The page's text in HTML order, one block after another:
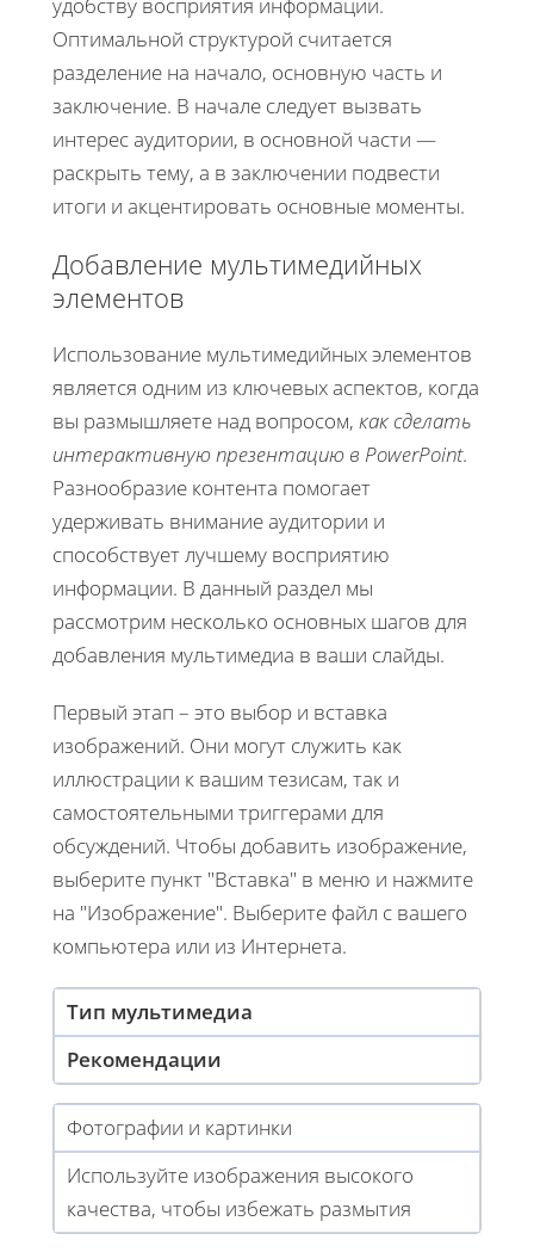
Оптимальной структурой считается
разделение на начало, основную часть и
заключение. В начале следует вызвать
интерес аудитории, в основной части —
раскрыть тему, а в заключении подвести
итоги и акцентировать основные моменты.
Добавление мультимедийных
элементов
Использование мультимедийных элементов
является одним из ключевых аспектов, когда
вы размышляете над вопросом, как сделать
интерактивную презентацию в PowerPoint.
Разнообразие контента помогает
удерживать внимание аудитории и
способствует лучшему восприятию
информации. В данный раздел мы
рассмотрим несколько основных шагов для
добавления мультимедиа в ваши слайды.
Первый этап – это выбор и вставка
изображений. Они могут служить как
иллюстрации к вашим тезисам, так и
самостоятельными триггерами для
обсуждений. Чтобы добавить изображение,
выберите пункт "Вставка" в меню и нажмите
на "Изображение". Выберите файл с вашего
компьютера или из Интернета.
Тип мультимедиа
Рекомендации
Фотографии и картинки
Используйте изображения высокого
качества, чтобы избежать размытия